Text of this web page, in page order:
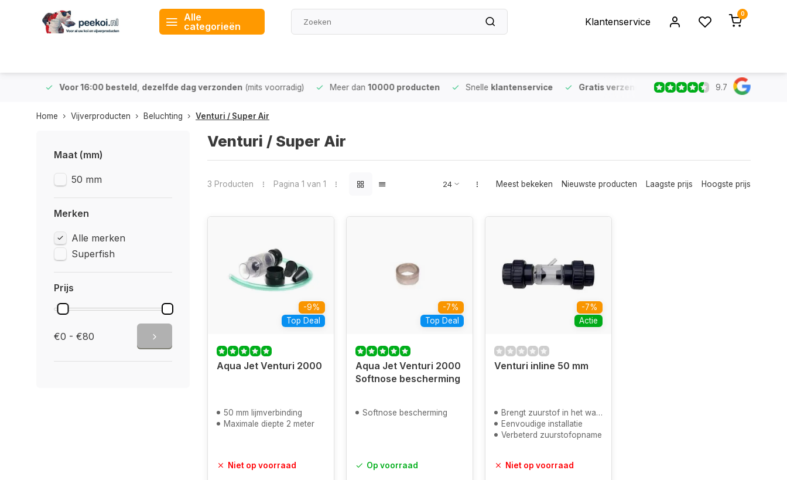
Alle
categorieën
Klantenservice
0
Voor 16:00 besteld,dezelfde dag verzonden(mits voorradig) Meer dan10000 producten Snelle klantenservice Gratis verzending vanaf €75 (NL & BE) Voor
9.7
Home Vijverproducten Beluchting Venturi / Super Air
Maat (mm)
50 mm
Merken
Alle merken
Superfish
Prijs
€0 - €80
Venturi / Super Air
3 Producten Pagina 1 van 1 Meest bekeken Nieuwste producten Laagste prijs Hoogste prijs
-9%
Top Deal
Aqua Jet Venturi 2000
50 mm lijmverbinding
Maximale diepte 2 meter
Niet op voorraad
-7%
Top Deal
Aqua Jet Venturi 2000
Softnose bescherming
Softnose bescherming
Op voorraad
-7%
Actie
Venturi inline 50 mm
Brengt zuurstof in het water
Eenvoudige installatie
Verbeterd zuurstofopname
Niet op voorraad